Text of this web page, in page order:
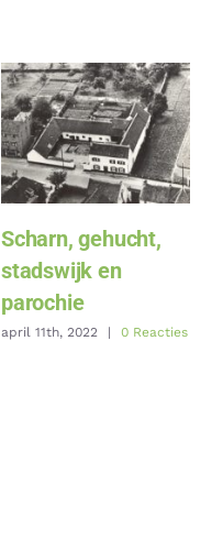
Scharn, gehucht,
stadswijk en
parochie
april 11th, 2022 | 0 Reacties